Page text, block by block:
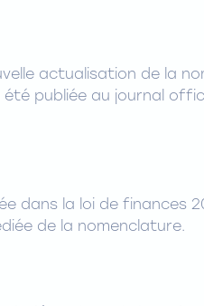
actualisation de la
publiée au journal
dans la loi de finances
de la nomenclature.